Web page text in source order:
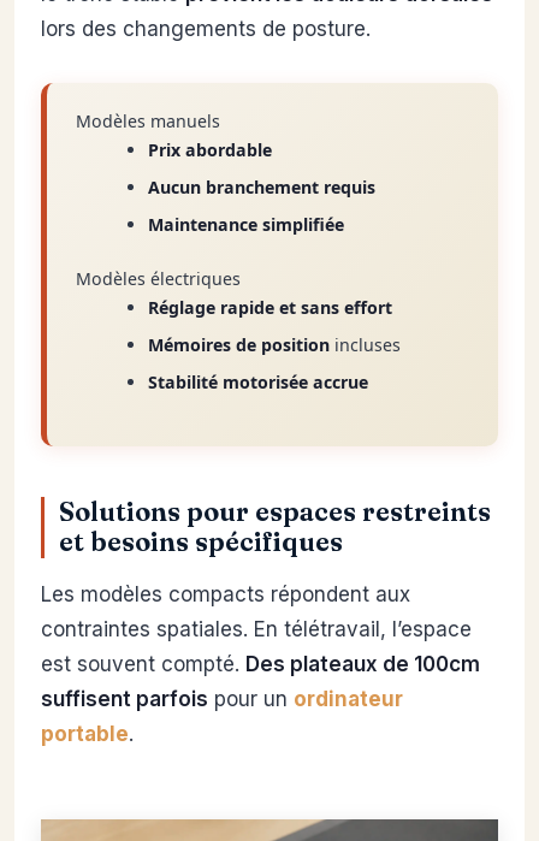
lors des changements de posture.
Modèles manuels
Prix abordable
Aucun branchement requis
Maintenance simplifiée
Modèles électriques
Réglage rapide et sans effort
Mémoires de positionincluses
Stabilité motorisée accrue
Solutions pour espaces restreints
et besoins spécifiques
Les modèles compacts répondent aux
contraintes spatiales. En télétravail, l’espace
est souvent compté. Des plateaux de 100cm
suffisent parfois pour un ordinateur
portable.